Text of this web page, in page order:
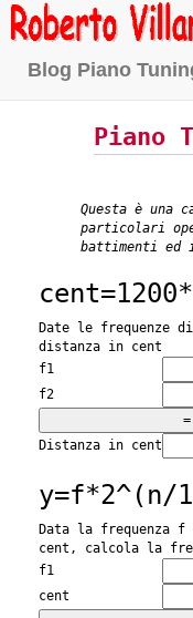
Blog Piano
Piano
Questa è una
particolari
battimenti ed
Date le frequenze
distanza in cent
f1
f2
Distanza in cent
y=f*2^(n/
Data la frequenza
cent, calcola la
f1
cent